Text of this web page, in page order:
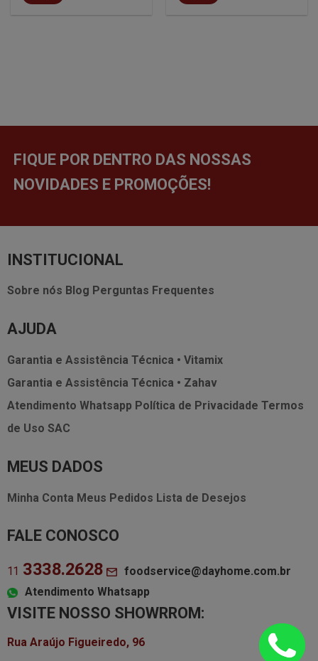
FIQUE POR DENTRO DAS NOSSAS
NOVIDADES E PROMOÇÕES!
INSTITUCIONAL
Sobre nós Blog Perguntas Frequentes
AJUDA
Garantia e Assistência Técnica • Vitamix
Garantia e Assistência Técnica • Zahav
Atendimento Whatsapp Política de Privacidade Termos
de Uso SAC
MEUS DADOS
Minha Conta Meus Pedidos Lista de Desejos
FALE CONOSCO
11 3338.2628
foodservice@dayhome.com.br
Atendimento Whatsapp
VISITE NOSSO SHOWRROM:
Rua Araújo Figueiredo, 96